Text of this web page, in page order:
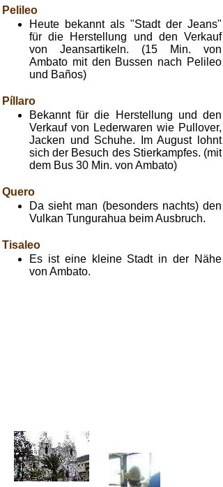
Pelileo
Heute bekannt als "Stadt der Jeans"
für die Herstellung und den Verkauf
von Jeansartikeln. (15 Min. von
Ambato mit den Bussen nach Pelileo
und Baños)
Píllaro
Bekannt für die Herstellung und den
Verkauf von Lederwaren wie Pullover,
Jacken und Schuhe. Im August lohnt
sich der Besuch des Stierkampfes. (mit
dem Bus 30 Min. von Ambato)
Quero
Da sieht man (besonders nachts) den
Vulkan Tungurahua beim Ausbruch.
Tisaleo
Es ist eine kleine Stadt in der Nähe
von Ambato.